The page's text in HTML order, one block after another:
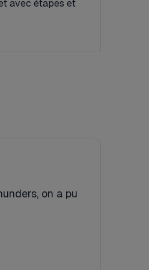
avec étapes et
on a pu